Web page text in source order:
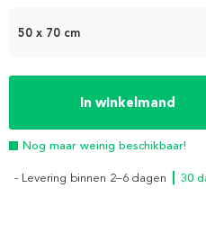
50 x 70 cm
In winkelmand
Nog maar weinig beschikbaar!
- Levering binnen 2–6 dagen ┃ 30